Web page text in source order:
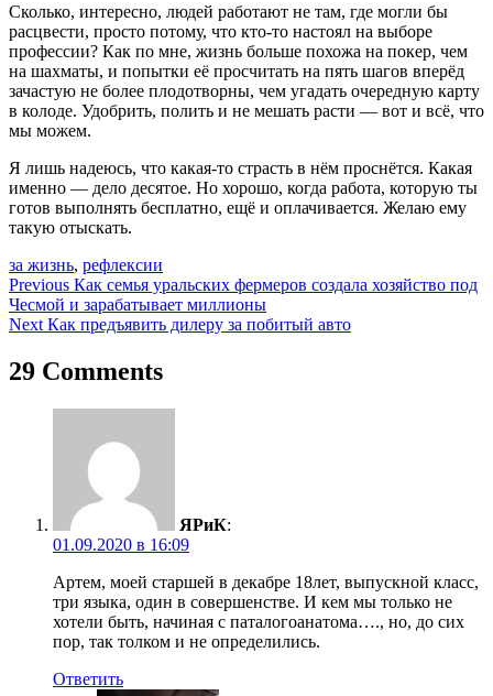
Сколько, интересно, людей работают не там, где могли бы
расцвести, просто потому, что кто-то настоял на выборе
профессии? Как по мне, жизнь больше похожа на покер, чем
на шахматы, и попытки её просчитать на пять шагов вперёд
зачастую не более плодотворны, чем угадать очередную карту
в колоде. Удобрить, полить и не мешать расти — вот и всё, что
мы можем.
Я лишь надеюсь, что какая-то страсть в нём проснётся. Какая
именно — дело десятое. Но хорошо, когда работа, которую ты
готов выполнять бесплатно, ещё и оплачивается. Желаю ему
такую отыскать.
за жизнь, рефлексии
Навигация
по
Previous Как семья уральских фермеров создала хозяйство под
Чесмой и зарабатывает миллионы
Next Как предъявить дилеру за побитый авто
29 Comments
ЯРиК:
01.09.2020 в 16:09
Артем, моей старшей в декабре 18лет, выпускной класс,
три языка, один в совершенстве. И кем мы только не
хотели быть, начиная с паталогоанатома…., но, до сих
пор, так толком и не определились.
Ответить